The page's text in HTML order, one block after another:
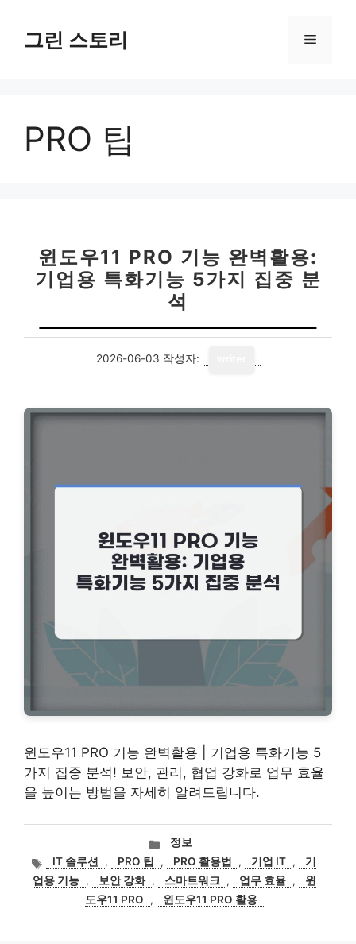
그린 스토리 메
PRO 팁
윈도우11 PRO 기능 완벽활용:
기업용 특화기능 5가지 집중 분
석
2026-06-03 작성자:
윈도우11 PRO 기능 완벽활용 | 기업용 특화기능 5
가지 집중 분석! 보안, 관리, 협업 강화로 업무 효율
을 높이는 방법을 자세히 알려드립니다.
카
테
고
리
정보
태
그
IT 솔루션 , PRO 팁 , PRO 활용법 , 기업 IT ,
기
업용 기능 , 보안 강화 , 스마트워크 , 업무 효율 ,
윈
도우11 PRO
, 윈도우11 PRO 활용